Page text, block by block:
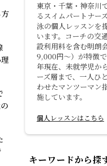
東京・千葉・神奈川
るスイムパートナー
泳の個人レッスンを
います。コーチの交
設利用料を含む明朗
9,000円〜）が特徴
年現在、未就学児か
ーズ層まで、一人ひ
わせたマンツーマン
施しています。
個人レッスンはこちら
キーワードから探